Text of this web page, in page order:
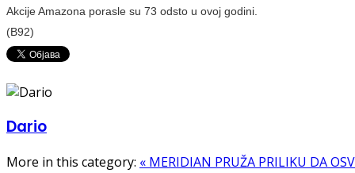
Akcije Amazona porasle su 73 odsto u ovoj godini.
(B92)
Dario
More in this category: « MERIDIAN PRUŽA PRILIKU DA